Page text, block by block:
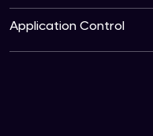
Application Control